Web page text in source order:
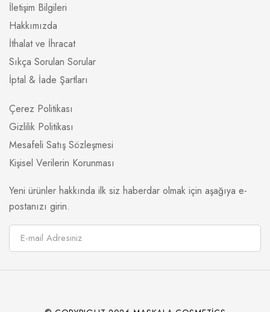
İletişim Bilgileri
Hakkımızda
İthalat ve İhracat
Sıkça Sorulan Sorular
İptal & İade Şartları
Çerez Politikası
Gizlilik Politikası
Mesafeli Satış Sözleşmesi
Kişisel Verilerin Korunması
Yeni ürünler hakkında ilk siz haberdar olmak için aşağıya e-
postanızı girin.